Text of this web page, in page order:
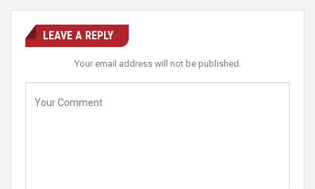
LEAVE A REPLY
Your email address will not be published.